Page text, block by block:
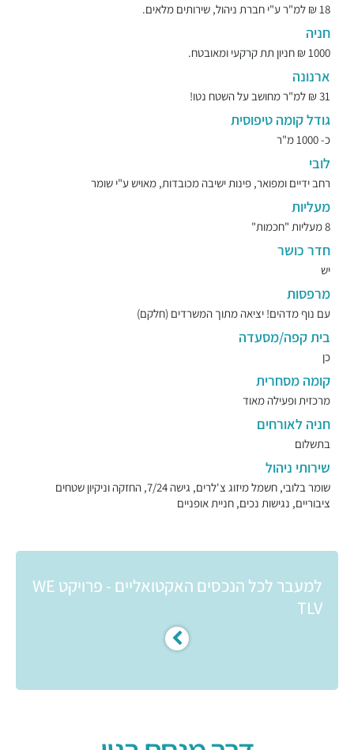
18 ₪ למ"ר ע"י חברת ניהול, שירותים מלאים.
חניה
1000 ₪ חניון תת קרקעי ומאובטח.
ארנונה
31 ₪ למ"ר מחושב על השטח נטו!
גודל קומה טיפוסית
כ- 1000 מ"ר
לובי
רחב ידיים ומפואר, פינות ישיבה מכובדות, מאויש ע"י שומר
מעליות
8 מעליות "חכמות"
חדר כושר
יש
מרפסות
עם נוף מדהים! יציאה מתוך המשרדים (חלקם)
בית קפה/מסעדה
כן
קומה מסחרית
מרכזית ופעילה מאוד
חניה לאורחים
בתשלום
שירותי ניהול
שומר בלובי, חשמל מיזוג צ'לרים, גישה 7/24, החזקה וניקיון שטחים
ציבוריים, נגישות נכים, חניית אופניים
למעבר לכל הנכסים האקטואליים - פרויקט WE
TLV